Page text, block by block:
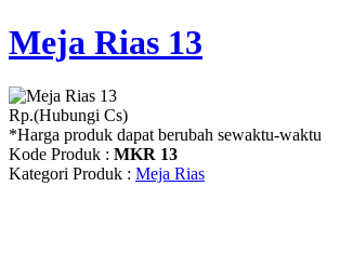
Meja Rias 13
Rp.(Hubungi Cs)
*Harga produk dapat berubah sewaktu-waktu
Kode Produk : MKR 13
Kategori Produk : Meja Rias